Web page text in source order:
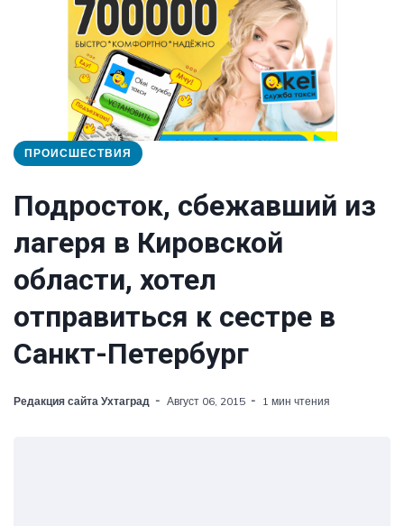
ПРОИСШЕСТВИЯ
Подросток, сбежавший из
лагеря в Кировской
области, хотел
отправиться к сестре в
Санкт-Петербург
Редакция сайта Ухтаград Август 06, 2015 1 мин чтения